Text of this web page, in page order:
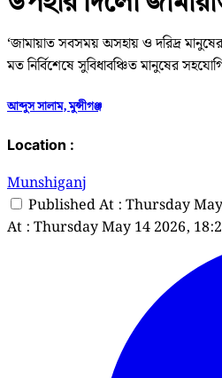
‘জামায়াত সবসময় অসহায় ও দরিদ্র
মত নির্বিশেষে সুবিধাবঞ্চিত মানুষের
আব্দুস সালাম, মুন্সীগঞ্জ
Location :
Munshiganj
Published At : Thursday
At : Thursday May 14 2026,